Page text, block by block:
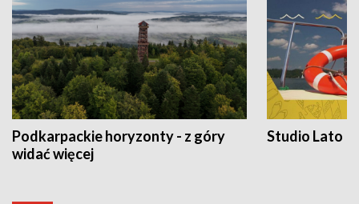
Podkarpackie horyzonty - z góry
widać więcej
Studio Lato